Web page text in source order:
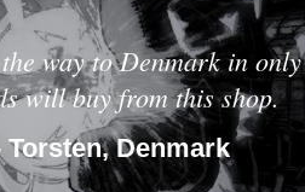
way to Denmark in
will buy from this shop.
Torsten, Denmark